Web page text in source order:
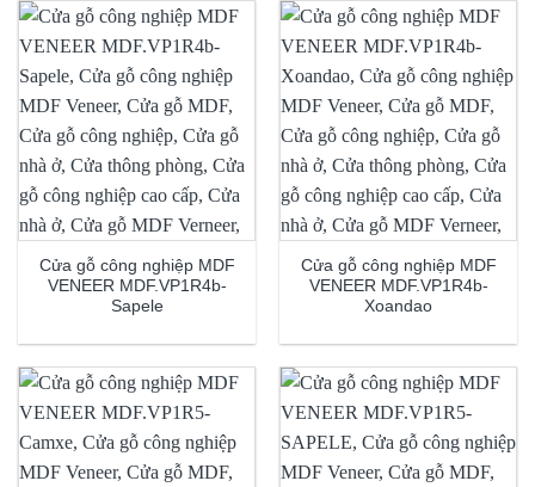
Cửa gỗ công nghiệp MDF
VENEER MDF.VP1R4b-
Sapele
Cửa gỗ công nghiệp MDF
VENEER MDF.VP1R4b-
Xoandao